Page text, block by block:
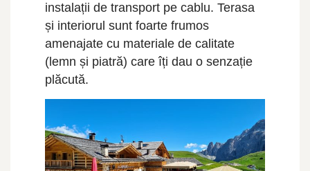
instalații de transport pe cablu. Terasa
și interiorul sunt foarte frumos
amenajate cu materiale de calitate
(lemn și piatră) care îți dau o senzație
plăcută.